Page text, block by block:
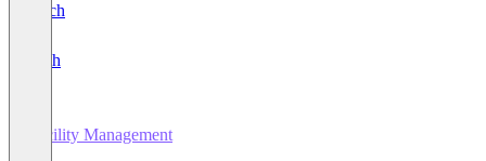
Deutsch
English
Facility Management